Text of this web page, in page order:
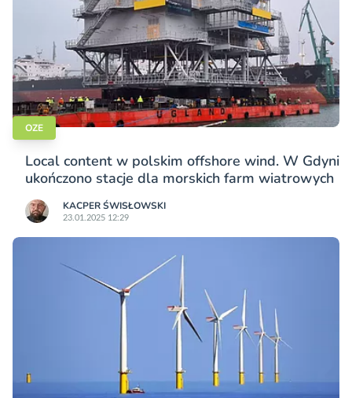
OZE
Local content w polskim offshore wind. W Gdyni
ukończono stacje dla morskich farm wiatrowych
KACPER ŚWISŁO­WSKI
23.01.2025 12:29